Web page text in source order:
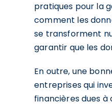
pratiques pour la
comment les
se transforment
garantir que les
En outre, une
entreprises qui
financières dues